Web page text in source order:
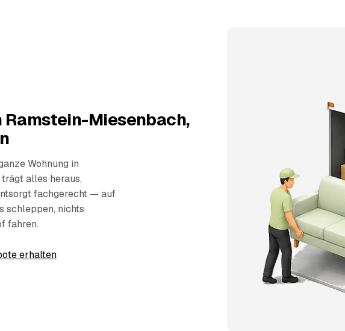
Miesenbach,
Wohnung in
alles heraus,
fachgerecht — auf
schleppen, nichts
fahren.
erhalten